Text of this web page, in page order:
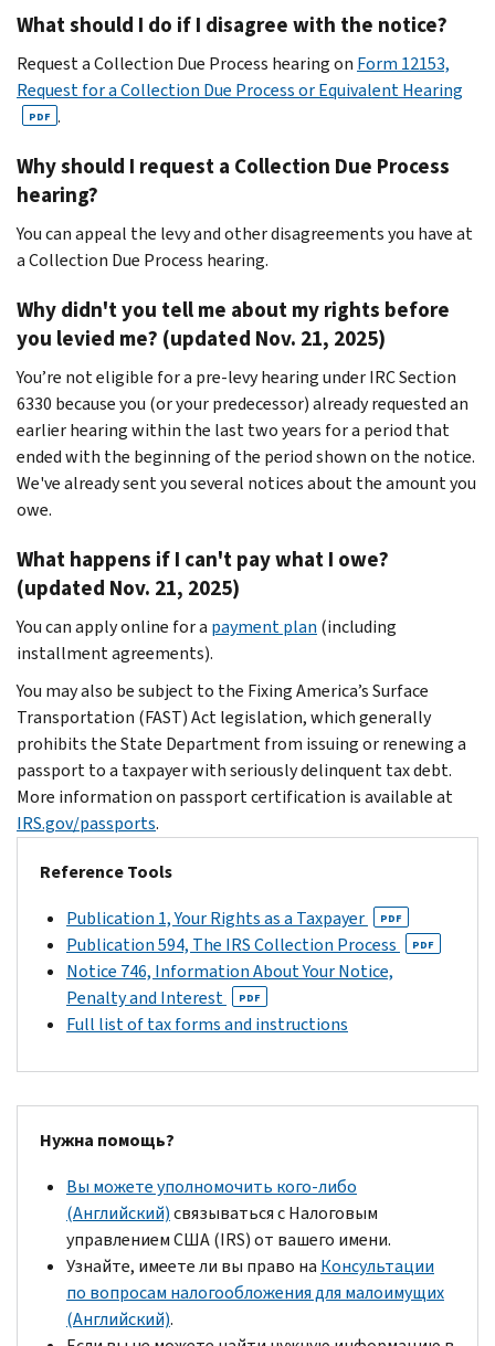
What should I do if I disagree with the notice?
Request a Collection Due Process hearing on Form 12153,
Request for a Collection Due Process or Equivalent Hearing
PDF .
Why should I request a Collection Due Process
hearing?
You can appeal the levy and other disagreements you have at
a Collection Due Process hearing.
Why didn't you tell me about my rights before
you levied me? (updated Nov. 21, 2025)
You’re not eligible for a pre-levy hearing under IRC Section
6330 because you (or your predecessor) already requested an
earlier hearing within the last two years for a period that
ended with the beginning of the period shown on the notice.
We've already sent you several notices about the amount you
owe.
What happens if I can't pay what I owe?
(updated Nov. 21, 2025)
You can apply online for a payment plan (including
installment agreements).
You may also be subject to the Fixing America’s Surface
Transportation (FAST) Act legislation, which generally
prohibits the State Department from issuing or renewing a
passport to a taxpayer with seriously delinquent tax debt.
More information on passport certification is available at
IRS.gov/passports.
Reference Tools
Publication 1, Your Rights as a Taxpayer
PDF
Publication 594, The IRS Collection Process PDF
Notice 746, Information About Your Notice,
Penalty and Interest
PDF
Full list of tax forms and instructions
Нужна помощь?
Вы можете уполномочить кого-либо
(Английский)связываться с Налоговым
управлением США (IRS) от вашего имени.
Узнайте, имеете ли вы право на Консультации
по вопросам налогообложения для малоимущих
(Английский).